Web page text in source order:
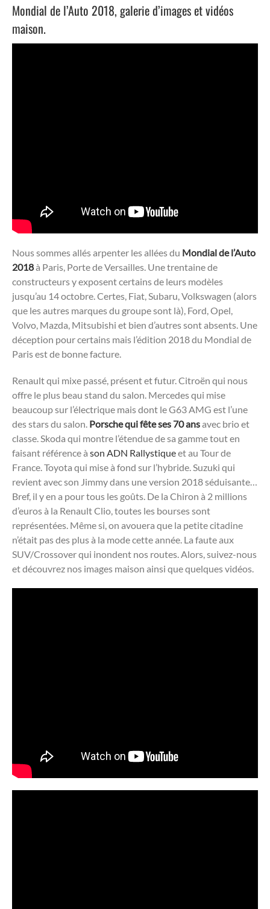
Mondial de l’Auto 2018, galerie d’images et vidéos
maison.
Nous sommes allés arpenter les allées du Mondial de l’Auto
2018à Paris, Porte de Versailles. Une trentaine de
constructeurs y exposent certains de leurs modèles
jusqu’au 14 octobre. Certes, Fiat, Subaru, Volkswagen (alors
que les autres marques du groupe sont là), Ford, Opel,
Volvo, Mazda, Mitsubishi et bien d’autres sont absents. Une
déception pour certains mais l’édition 2018 du Mondial de
Paris est de bonne facture.
Renault qui mixe passé, présent et futur. Citroën qui nous
offre le plus beau stand du salon. Mercedes qui mise
beaucoup sur l’électrique mais dont le G63 AMG est l’une
des stars du salon. Porsche qui fête ses 70 ansavec brio et
classe. Skoda qui montre l’étendue de sa gamme tout en
faisant référence à son ADN Rallystiqueet au Tour de
France. Toyota qui mise à fond sur l’hybride. Suzuki qui
revient avec son Jimmy dans une version 2018 séduisante…
Bref, il y en a pour tous les goûts. De la Chiron à 2 millions
d’euros à la Renault Clio, toutes les bourses sont
représentées. Même si, on avouera que la petite citadine
n’était pas des plus à la mode cette année. La faute aux
SUV/Crossover qui inondent nos routes. Alors, suivez-nous
et découvrez nos images maison ainsi que quelques vidéos.